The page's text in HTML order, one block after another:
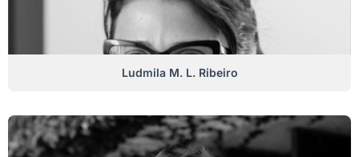
Ludmila M. L. Ribeiro